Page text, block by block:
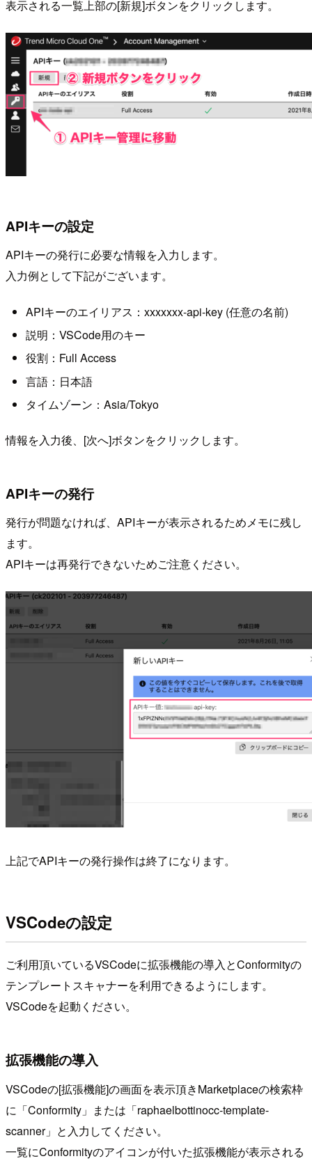
表示される一覧上部の[新規]ボタンをクリックします。
APIキーの設定
APIキーの発行に必要な情報を入力します。
入力例として下記がございます。
APIキーのエイリアス：xxxxxxx-api-key (任意の名前)
説明：VSCode用のキー
役割：Full Access
言語：日本語
タイムゾーン：Asia/Tokyo
情報を入力後、[次へ]ボタンをクリックします。
APIキーの発行
発行が問題なければ、APIキーが表示されるためメモに残し
ます。
APIキーは再発行できないためご注意ください。
上記でAPIキーの発行操作は終了になります。
VSCodeの設定
ご利用頂いているVSCodeに拡張機能の導入とConformityの
テンプレートスキャナーを利用できるようにします。
VSCodeを起動ください。
拡張機能の導入
VSCodeの[拡張機能]の画面を表示頂きMarketplaceの検索枠
に「Conformity」または「raphaelbottinocc-template-
scanner」と入力してください。
一覧にConformityのアイコンが付いた拡張機能が表示される